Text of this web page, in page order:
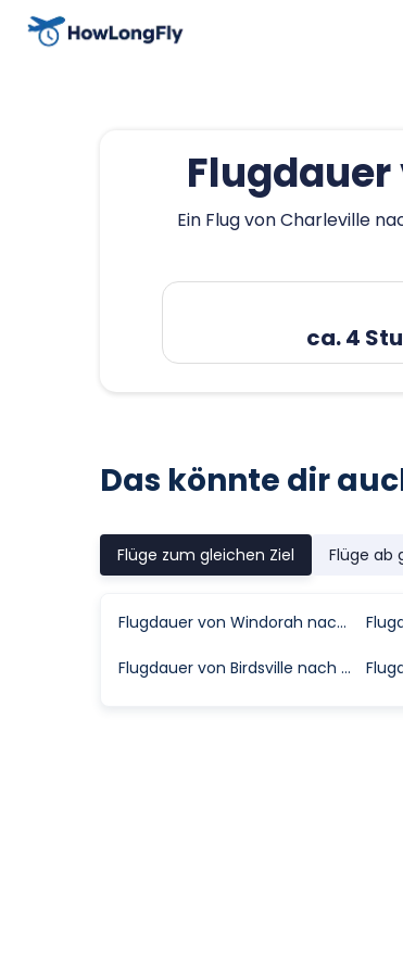
Ein Flug von Charleville
ca. 4
Das könnte dir
Flüge zum gleichen Ziel Flüge ab
Flugdauer von Windorah nach Bedourie
Flugdauer von Birdsville nach Bedourie